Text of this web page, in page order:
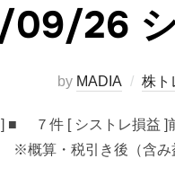
26 シ
by MADIA 株ト
７件 [ シストレ損益 ]
※概算・税引き後（含